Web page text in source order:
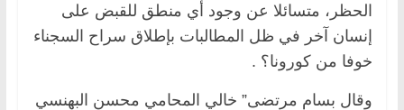
الحظر، متسائلا عن وجود أي منطق للقبض على
إنسان آخر في ظل المطالبات بإطلاق سراح السجناء
خوفا من كورونا؟ .
وقال بسام مرتضى” خالي المحامي محسن البهنسي